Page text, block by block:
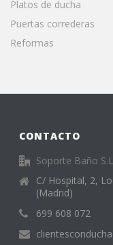
Platos de ducha
Puertas correderas
Reformas
CONTACTO
Soporte Baño
C/ Hospital, 2,
(Madrid)
699 608 072